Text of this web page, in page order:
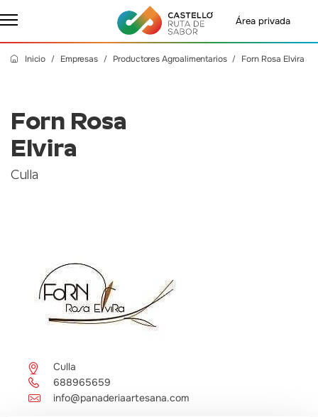
Área privada
Inicio Empresas Productores Agroalimentarios Forn Rosa Elvira
Forn Rosa
Elvira
Culla
Culla
688965659
info@panaderiaartesana.com